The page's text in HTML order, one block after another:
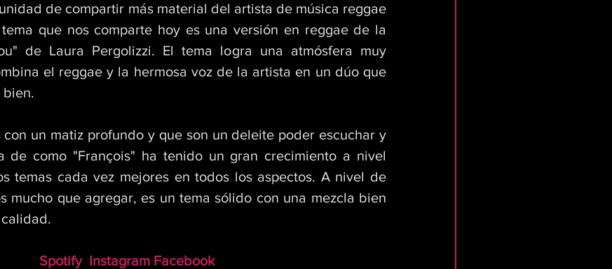
de compartir más material del artista de música reggae
que nos comparte hoy es una versión en reggae de la
de Laura Pergolizzi. El tema logra una atmósfera muy
el reggae y la hermosa voz de la artista en un dúo que
bien.
con un matiz profundo y que son un deleite poder escuchar y
de como "François" ha tenido un gran crecimiento a nivel
temas cada vez mejores en todos los aspectos. A nivel de
mucho que agregar, es un tema sólido con una mezcla bien
Spotify Instagram Facebook